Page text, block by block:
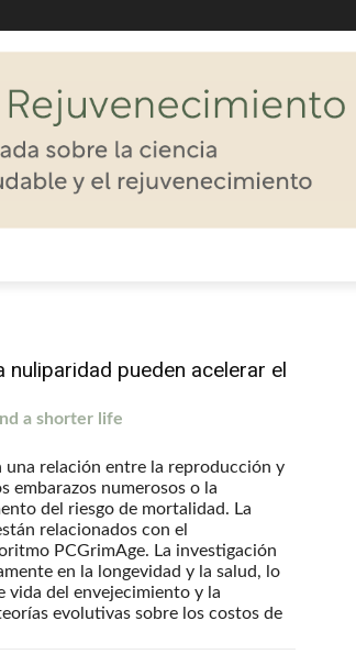
pueden acelerar el
a shorter life
una relación entre la reproducción y
embarazos numerosos o la
del riesgo de mortalidad. La
relacionados con el
PCGrimAge. La investigación
en la longevidad y la salud, lo
vida del envejecimiento y la
evolutivas sobre los costos de